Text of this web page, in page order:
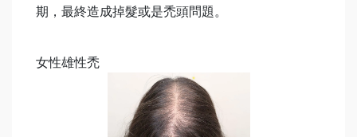
期，最終造成掉髮或是禿頭問題。
女性雄性禿